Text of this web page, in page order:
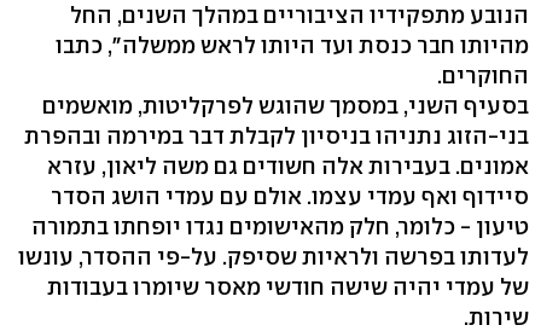
הנובע מתפקידיו הציבוריים במהלך השנים, החל
מהיותו חבר כנסת ועד היותו לראש ממשלה", כתבו
החוקרים.
בסעיף השני, במסמך שהוגש לפרקליטות, מואשמים
בני-הזוג נתניהו בניסיון לקבלת דבר במירמה ובהפרת
אמונים. בעבירות אלה חשודים גם משה ליאון, עזרא
סיידוף ואף עמדי עצמו. אולם עם עמדי הושג הסדר
טיעון - כלומר, חלק מהאישומים נגדו יופחתו בתמורה
לעדותו בפרשה ולראיות שסיפק. על-פי ההסדר, עונשו
של עמדי יהיה שישה חודשי מאסר שיומרו בעבודות
שירות.